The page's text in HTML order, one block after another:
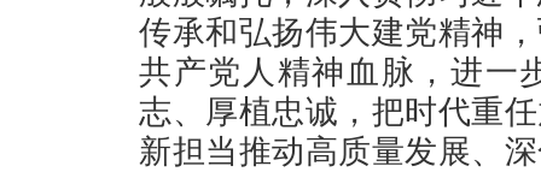
传承和弘扬伟大建党精神
共产党人精神血脉，进一
志、厚植忠诚，把时代重
新担当推动高质量发展、